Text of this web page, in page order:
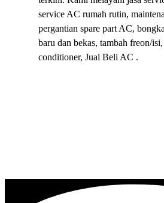
service AC rumah rutin,
pergantian spare part AC,
baru dan bekas, tambah freon/
conditioner, Jual Beli AC .